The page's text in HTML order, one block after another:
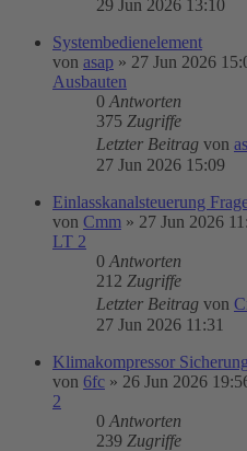
29 Jun 2026 13:10
Systembedienelement
von asap » 27 Jun 2026
Ausbauten
0 Antworten
375 Zugriffe
Letzter Beitrag von
27 Jun 2026 15:09
Einlasskanalsteuerung
von Cmm » 27 Jun 2026
LT 2
0 Antworten
212 Zugriffe
Letzter Beitrag von
27 Jun 2026 11:31
Klimakompressor Sicherung
von 6fc » 26 Jun 2026
2
0 Antworten
239 Zugriffe